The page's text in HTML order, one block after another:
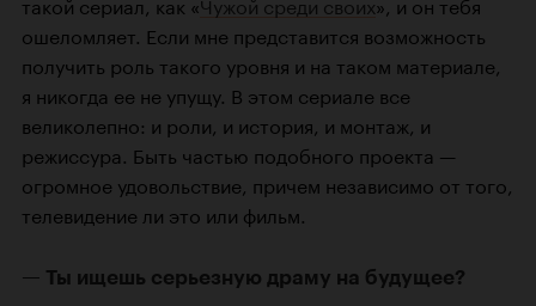
ошеломляет. Если мне представится возможность
получить роль такого уровня и на таком материале,
я никогда ее не упущу. В этом сериале все
великолепно: и роли, и история, и монтаж, и
режиссура. Быть частью подобного проекта —
огромное удовольствие, причем независимо от того,
телевидение ли это или фильм.
Ты ищешь серьезную драму на будущее?